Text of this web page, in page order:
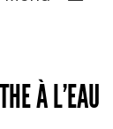
À L’EAU